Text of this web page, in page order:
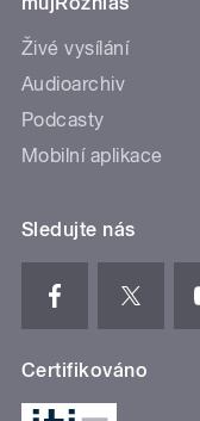
Živé vysílání
Audioarchiv
Podcasty
Mobilní aplikace
Sledujte nás
Certifikováno